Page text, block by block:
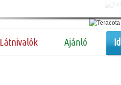
Látnivalók Ajánló